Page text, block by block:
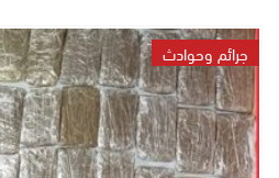
جرائم وحوادث